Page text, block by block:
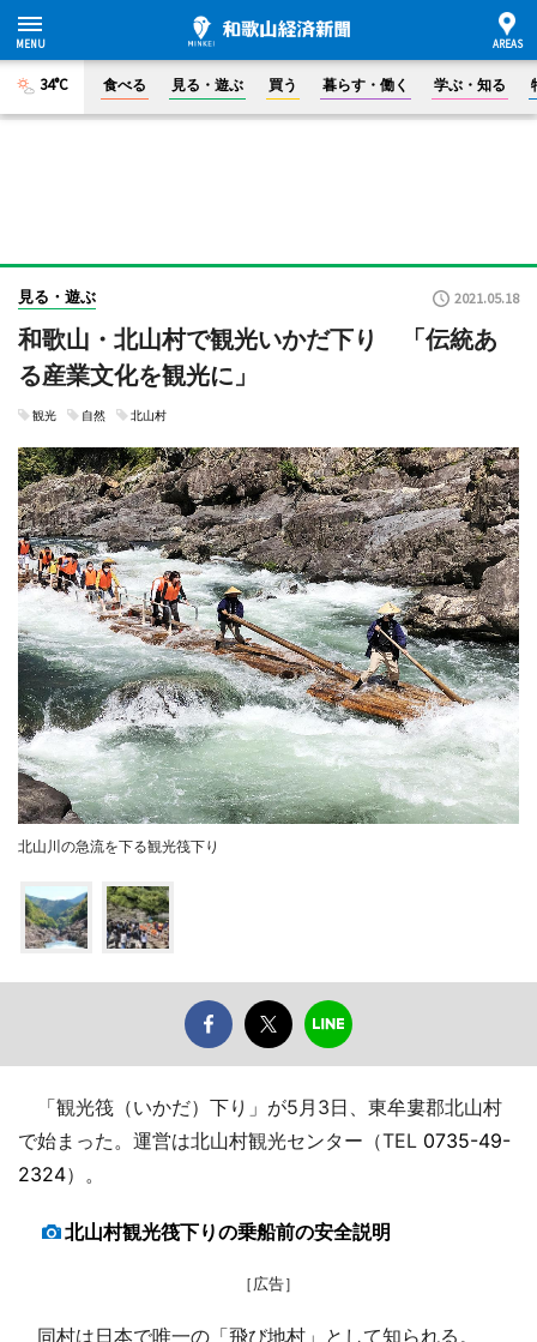
34°C 食べる 見る・遊ぶ 買う 暮らす・働く 学ぶ・知る
見る・遊ぶ 2021.05.18
和歌山・北山村で観光いかだ下り 「伝統あ
る産業文化を観光に」
観光 自然 北山村
北山川の急流を下る観光筏下り
「観光筏（いかだ）下り」が5月3日、東牟婁郡北山村
で始まった。運営は北山村観光センター（TEL 0735-49-
2324）。
北山村観光筏下りの乗船前の安全説明
［広告］
同村は日本で唯一の「飛び地村」として知られる。